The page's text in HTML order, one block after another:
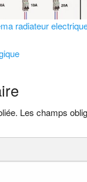
radiateur
Les champs